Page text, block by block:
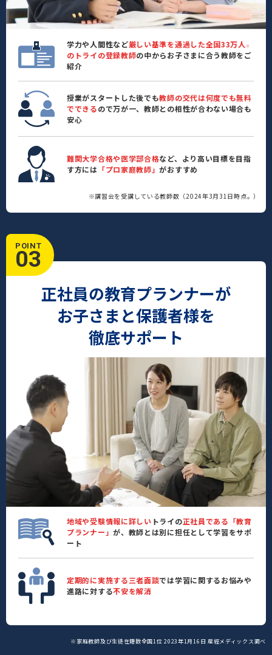
学力や人間性など厳しい基準を通過した全国33万人 ※
のトライの登録教師の中からお子さまに合う教師をご
紹介
授業がスタートした後でも教師の交代は何度でも無料
でできるので万が一、教師との相性が合わない場合も
安心
難関大学合格や医学部合格など、より高い目標を目指
す方には 「プロ家庭教師」がおすすめ
※講習会を受講している教師数（2024年3月31日時点。）
POINT
03
正社員の教育プランナーが
お子さまと保護者様を
徹底サポート
地域や受験情報に詳しい トライの正社員である「教育
プランナー」が、教師とは別に担任として学習をサポ
ート
定期的に実施する三者面談では学習に関するお悩みや
進路に対する不安を解消
※家庭教師及び生徒在籍数全国1位 2023年1月16日 産經メディックス調べ